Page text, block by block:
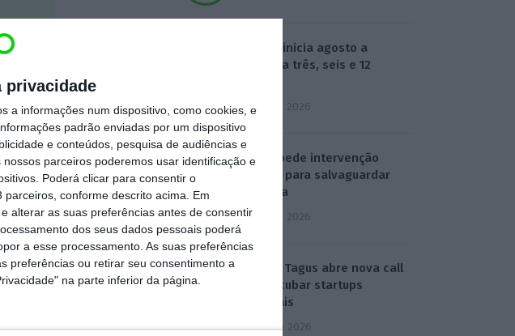
privacidade
a informações num dispositivo, como cookies, e
padrão enviadas por um dispositivo
e conteúdos, pesquisa de audiências e
parceiros poderemos usar identificação e
Poderá clicar para consentir o
conforme descrito acima. Em
alterar as suas preferências antes de consentir
dos seus dados pessoais poderá
a esse processamento. As suas preferências
preferências ou retirar seu consentimento a
na parte inferior da página.
Euribor inicia agosto a
descer a três, seis e 12
3 Agosto 2026
SEDES pede intervenção
política para salvaguardar
refinaria
3 Agosto 2026
ESA BIC Tagus abre nova call
para incubar startups
espaciais
4 Agosto 2026